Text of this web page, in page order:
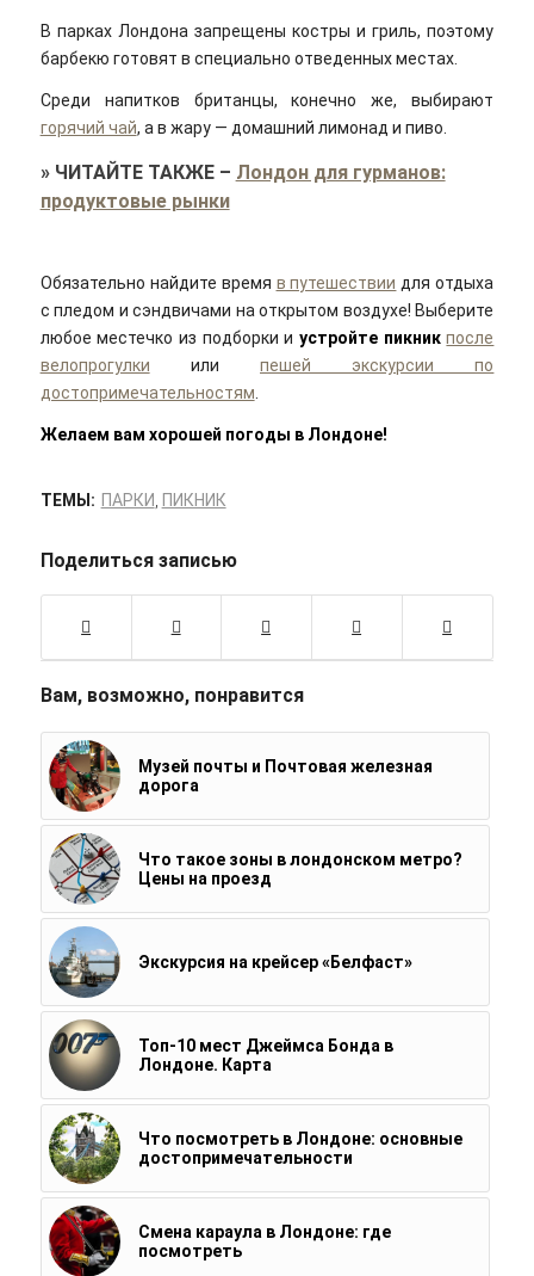
В парках Лондона запрещены костры и гриль, поэтому
барбекю готовят в специально отведенных местах.
Среди напитков британцы, конечно же, выбирают
горячий чай, а в жару — домашний лимонад и пиво.
» ЧИТАЙТЕ ТАКЖЕ– Лондон для гурманов:
продуктовые рынки
Обязательно найдите время в путешествии для отдыха
с пледом и сэндвичами на открытом воздухе! Выберите
любое местечко из подборки иустройте пикник после
велопрогулки или пешей экскурсии по
достопримечательностям
Желаем вам хорошей погоды в Лондоне!
ТЕМЫ: ПАРКИ ПИКНИК
Поделиться записью
Вам, возможно, понравится
Музей почты и Почтовая железная
дорога
Что такое зоны в лондонском метро?
Цены на проезд
Экскурсия на крейсер «Белфаст»
Топ-10 мест Джеймса Бонда в
Лондоне. Карта
Что посмотреть в Лондоне: основные
достопримечательности
Смена караула в Лондоне: где
посмотреть